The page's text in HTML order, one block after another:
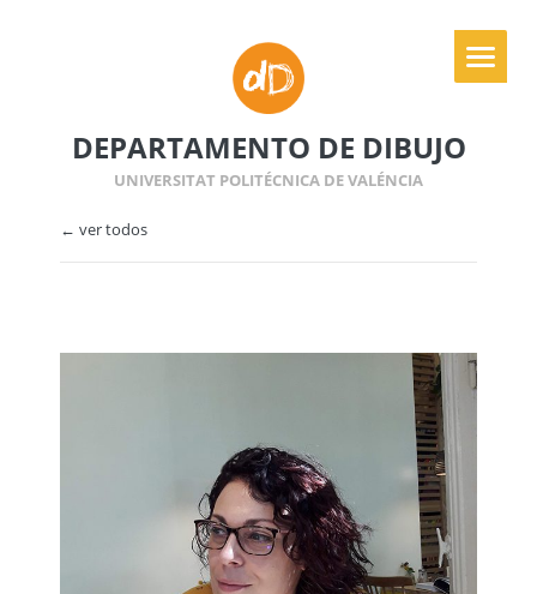
DEPARTAMENTO DE DIBUJO
UNIVERSITAT POLITÉCNICA DE VALÉNCIA
← ver todos